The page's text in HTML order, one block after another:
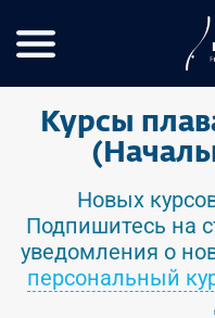
Курсы
Новых
Подпишитесь на
уведомления о
персональный